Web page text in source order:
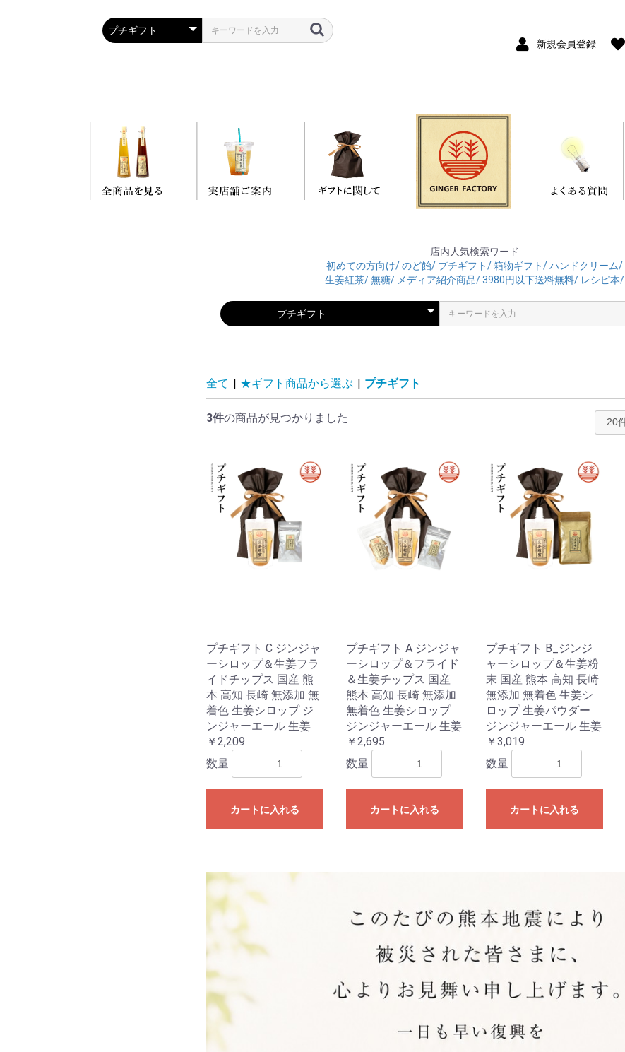
新規会員登録
店内人気検索ワード
初めての方向け/のど飴/ プチギフト/箱物ギフト/ハンドクリーム/
生姜紅茶/無糖/ メディア紹介商品/3980円以下送料無料/ レシピ本/
全て | ★ギフト商品から選ぶ | プチギフト
3件の商品が見つかりました
プチギフト C ジンジャ
ーシロップ＆生姜フラ
イドチップス 国産 熊
本 高知 長崎 無添加 無
着色 生姜シロップ ジ
ンジャーエール 生姜
￥2,209
数量
カートに入れる
プチギフト A ジンジャ
ーシロップ＆フライド
＆生姜チップス 国産
熊本 高知 長崎 無添加
無着色 生姜シロップ
ジンジャーエール 生姜
￥2,695
数量
カートに入れる
プチギフト B_ジンジ
ャーシロップ＆生姜粉
末 国産 熊本 高知 長崎
無添加 無着色 生姜シ
ロップ 生姜パウダー
ジンジャーエール 生姜
￥3,019
数量
カートに入れる